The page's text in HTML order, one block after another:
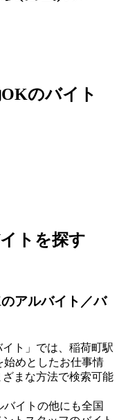
のバイト
トを探す
アルバイト／バ
ト」では、稲荷町駅
めとしたお仕事情
まな方法で検索可能
イトの他にも全国